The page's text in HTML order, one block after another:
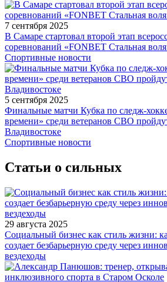
7 сентября 2025
В Самаре стартовал второй этап
соревнований «FONBET Стальная
Спортивные новости
5 сентября 2025
Финальные матчи Кубка по следж-
времени» среди ветеранов СВО
Владивостоке
Спортивные новости
Статьи о сильных
29 августа 2025
Социальный бизнес как стиль жизни:
создает безбарьерную среду через
вездеходы